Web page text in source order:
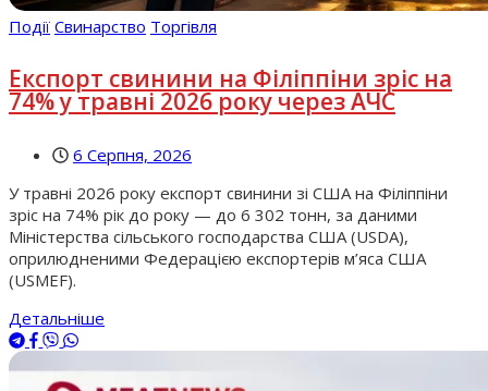
Події Свинарство Торгівля
Експорт свинини на Філіппіни зріс на
74% у травні 2026 року через АЧС
6 Серпня, 2026
У травні 2026 року експорт свинини зі США на Філіппіни
зріс на 74% рік до року — до 6 302 тонн, за даними
Міністерства сільського господарства США (USDA),
оприлюдненими Федерацією експортерів м’яса США
(USMEF).
Детальніше